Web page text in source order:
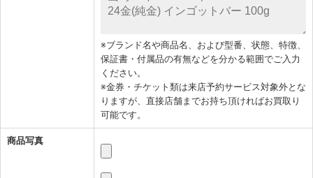
※ブランド名や商品名、および型番、状態、特徴、
保証書・付属品の有無などを分かる範囲でご入力
ください。
※金券・チケット類は来店予約サービス対象外とな
りますが、直接店舗までお持ち頂ければお買取り
可能です。
商品写真